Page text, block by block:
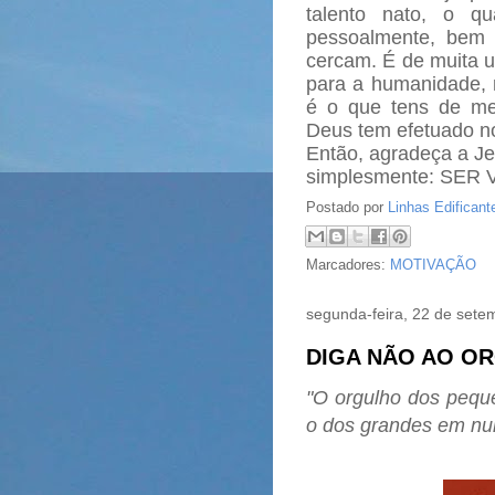
talento nato, o
pessoalmente,
cercam. É de muita
para a
é o que tens de
Deus tem efetuado
Então, agradeça a
simplesmente: SER
Postado por Linhas
Marcadores: MOTIVAÇÃO
segunda-feira, 22 de
DIGA NÃO AO
"O orgulho dos
o dos grandes em n